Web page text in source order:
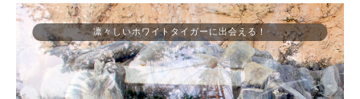
凛々しいホワイトタイガーに出会える！